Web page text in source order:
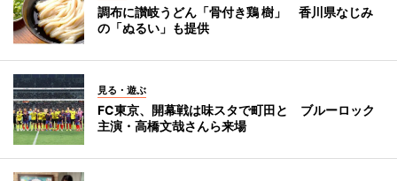
調布に讃岐うどん「骨付き鶏 樹」 香川県なじみ
の「ぬるい」も提供
見る・遊ぶ
FC東京、開幕戦は味スタで町田と ブルーロック
主演・高橋文哉さんら来場